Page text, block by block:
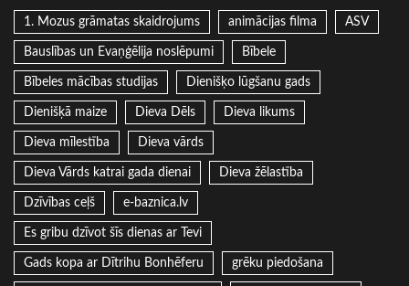
1. Mozus grāmatas skaidrojums animācijas filma ASV
Bauslības un Evaņģēlija noslēpumi Bībele
Bībeles mācības studijas Dienišķo lūgšanu gads
Dienišķā maize Dieva Dēls Dieva likums
Dieva mīlestība Dieva vārds
Dieva Vārds katrai gada dienai Dieva žēlastība
Dzīvības ceļš e-baznica.lv
Es gribu dzīvot šīs dienas ar Tevi
Gads kopa ar Dītrihu Bonhēferu grēku piedošana